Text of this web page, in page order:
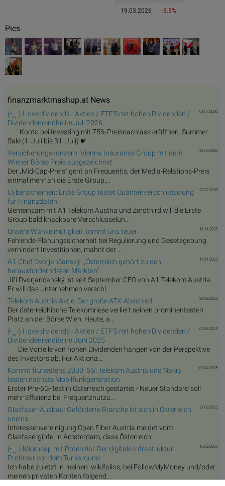
19.03.2026 -3.5%
Pics
finanzmarktmashup.at News
01.07.2026
(•‿-) I love dividends - Aktien / ETF'S mit hohen Dividenden /
Dividendenrendite im Juli 2026
Konto bei Investing mit 75% Preisnachlass eröffnen Summer
Sale (1. Juli bis 31. Juli) ☛ ...
21.05.2026
Versicherungskonzern: Vienna Insurance Group mit dem
Wiener Börse Preis ausgezeichnet
Der „Mid-Cap-Preis“ geht an Frequentis, der Media-Relations-Preis
einmal mehr an die Erste Group,...
23.02.2026
Cybersicherheit: Erste Group testet Quantenverschlüsselung
für Finanzdaten
Gemeinsam mit A1 Telekom Austria und Zerothird will die Erste
Group bald knackbare Verschlüsselun...
16.11.2025
Unsere Wankelmütigkeit kommt uns teuer
Fehlende Planungssicherheit bei Regulierung und Gesetzgebung
verhindert Investitionen, mahnt der ...
14.11.2025
A1-Chef Dvorjančanský: „Österreich gehört zu den
herausforderndsten Märkten“
Jiří Dvorjančanský ist seit September CEO von A1 Telekom Austria.
Er will das Unternehmen verschl...
22.09.2025
Telekom Austria Aktie: Der große ATX-Abschied
Der österreichische Telekomriese verliert seinen prominentesten
Platz an der Börse Wien. Heute, a...
02.06.2025
(•‿-) I love dividends - Aktien / ETF'S mit hohen Dividenden /
Dividendenrendite im Juni 2025
Die Vorteile von hohen Dividenden hängen von der Perspektive
des Investors ab. Für Aktionä...
03.04.2025
Kommt frühestens 2030: 6G: Telekom Austria und Nokia
testen nächste Mobilfunkgeneration
Erster Pre-6G-Test in Österreich gestartet - Neuer Standard soll
mehr Effizienz bei Frequenznutzu...
27.03.2025
Glasfaser-Ausbau: Geförderte Branche ist sich in Österreich
uneins
Interessenvereinigung Open Fiber Austria meldet vom
Glasfasergipfel in Amsterdam, dass Österreich...
16.03.2025
(•‿-) Microcap mit Potenzial: Der digitale Infrastruktur-
Profiteur vor dem Turnaround
Ich habe zuletzt in meinen wikifolios, bei FollowMyMoney und/oder
meinen privaten Konten folgend...